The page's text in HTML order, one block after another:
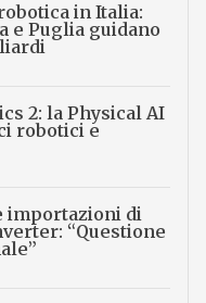
in Italia:
e Puglia guidano
2: la Physical AI
robotici e
importazioni di
“Questione